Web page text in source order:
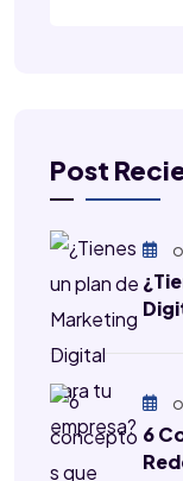
Post
6